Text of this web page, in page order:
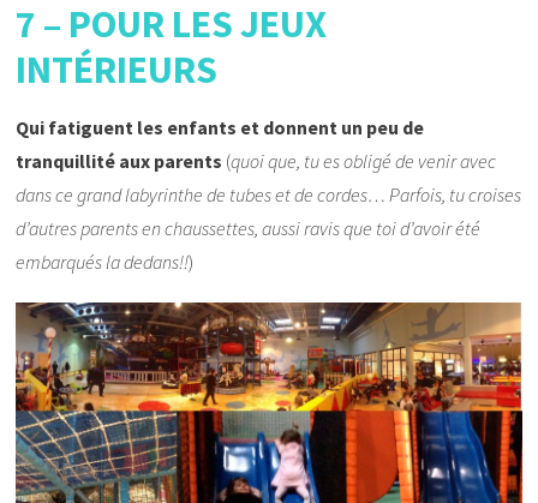
7 – POUR LES JEUX
INTÉRIEURS
Qui fatiguent les enfants et donnent un peu de
tranquillité aux parents (quoi que, tu es obligé de venir avec
dans ce grand labyrinthe de tubes et de cordes… Parfois, tu croises
d’autres parents en chaussettes, aussi ravis que toi d’avoir été
embarqués la dedans!!)